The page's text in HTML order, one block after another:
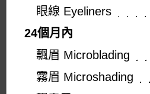
眼線 Eyeliners
24個月內
飄眉 Microblading
霧眉 Microshading